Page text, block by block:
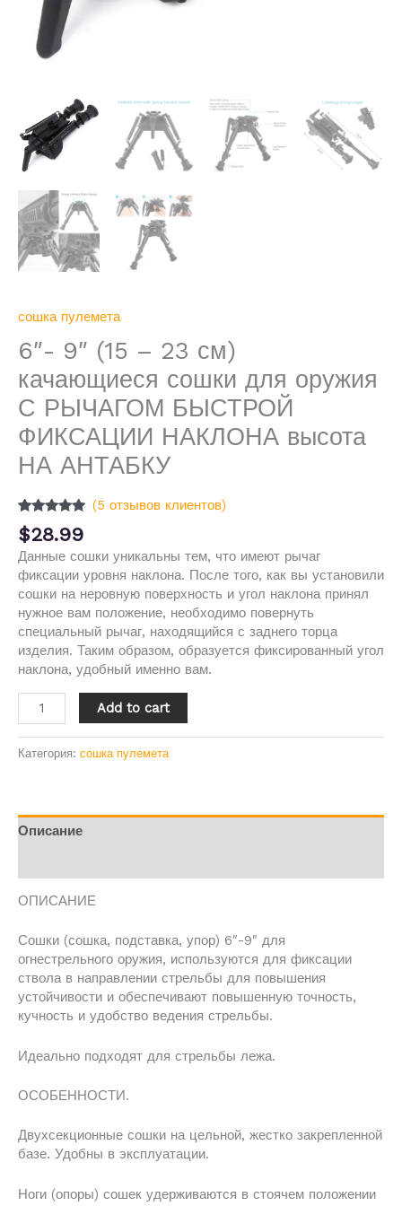
сошка пулемета
6″- 9″ (15 – 23 см)
качающиеся сошки для оружия
С РЫЧАГОМ БЫСТРОЙ
ФИКСАЦИИ НАКЛОНА высота
НА АНТАБКУ
Рейтинг
5.00из 5 на
основе
опроса
5
пользователей
(5 отзывов клиентов)
$28.99
Данные сошки уникальны тем, что имеют рычаг
фиксации уровня наклона. После того, как вы установили
сошки на неровную поверхность и угол наклона принял
нужное вам положение, необходимо повернуть
специальный рычаг, находящийся с заднего торца
изделия. Таким образом, образуется фиксированный угол
наклона, удобный именно вам.
ФИКСАЦИИ
НАКЛОНА
высота
Add to cart
Категория: сошка пулемета
Описание
ОПИСАНИЕ
Сошки (сошка, подставка, упор) 6″-9″ для
огнестрельного оружия, используются для фиксации
ствола в направлении стрельбы для повышения
устойчивости и обеспечивают повышенную точность,
кучность и удобство ведения стрельбы.
Идеально подходят для стрельбы лежа.
ОСОБЕННОСТИ.
Двухсекционные сошки на цельной, жестко закрепленной
базе. Удобны в эксплуатации.
Ноги (опоры) сошек удерживаются в стоячем положении